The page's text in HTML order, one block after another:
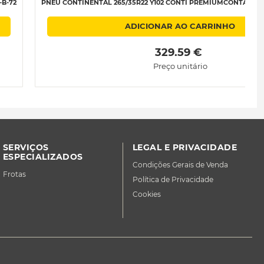
B-72 PNEU CONTINENTAL 265/35R22 Y102 CONTI PREMIUMCONTACT
ADICIONAR AO CARRINHO
329.59 €
Preço unitário
SERVIÇOS
ESPECIALIZADOS
Frotas
LEGAL E PRIVACIDADE
Condições Gerais de Venda
Política de Privacidade
Cookies